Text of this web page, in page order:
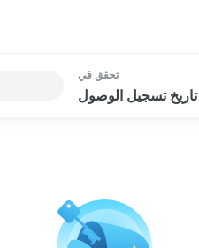
تحقق في
تاريخ تسجيل الوصول